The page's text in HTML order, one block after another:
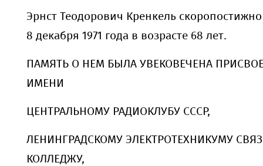
Эрнст Теодорович Кренкель
8 декабря 1971 года в возрасте 68 лет.
ПАМЯТЬ О НЕМ БЫЛА УВЕКОВЕЧЕНА
ИМЕНИ
ЦЕНТРАЛЬНОМУ РАДИОКЛУБУ СССР,
ЛЕНИНГРАДСКОМУ ЭЛЕКТРОТЕХНИКУМУ
КОЛЛЕДЖУ,